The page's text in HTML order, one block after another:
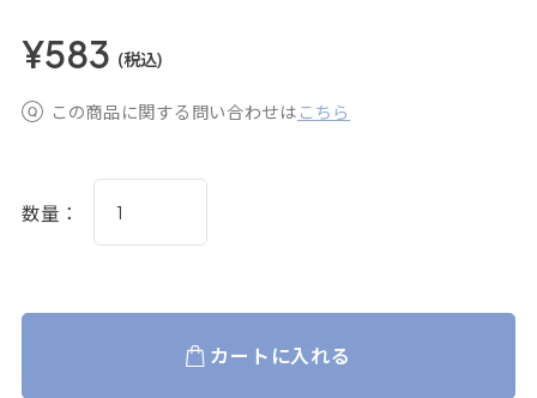
¥583 (税込)
この商品に関する問い合わせは こちら
数量：
カートに入れる